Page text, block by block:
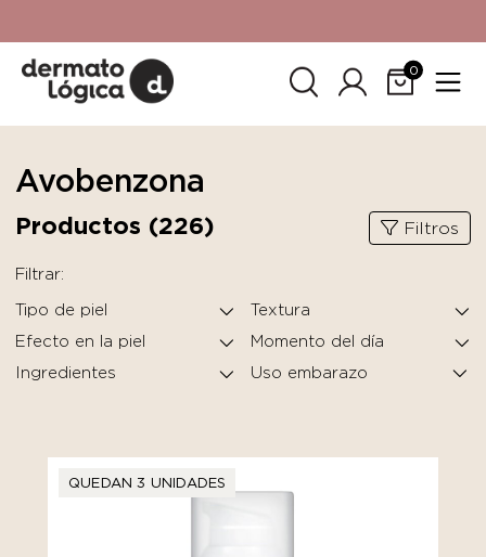
SkinCeuticals.
0
Avobenzona
Productos (226) Filtros
Filtrar:
Tipo de piel
Textura
Efecto en la piel
Momento del día
Ingredientes
QUEDAN 3 UNIDADES